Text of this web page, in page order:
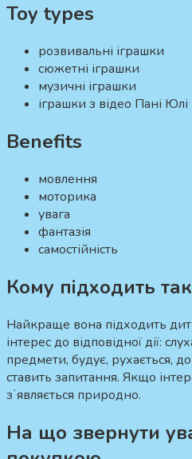
Toy types
розвивальні іграшки
сюжетні іграшки
музичні іграшки
іграшки з відео Пані Юлі
Benefits
мовлення
моторика
увага
фантазія
самостійність
Кому підходить
Найкраще вона підходить
інтерес до відповідної дії:
предмети, будує, рухається,
ставить запитання. Якщо
зʼявляється природно.
На що звернути